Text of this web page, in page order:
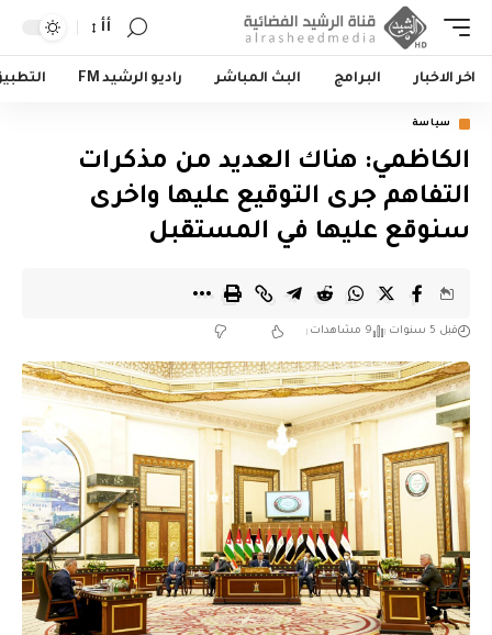
أأ
اخر الاخبار البرامج البث المباشر راديو الرشيد FM
سياسة
الكاظمي: هناك العديد من مذكرات
التفاهم جرى التوقيع عليها واخرى
سنوقع عليها في المستقبل
قبل 5 سنوات 9 مشاهدات